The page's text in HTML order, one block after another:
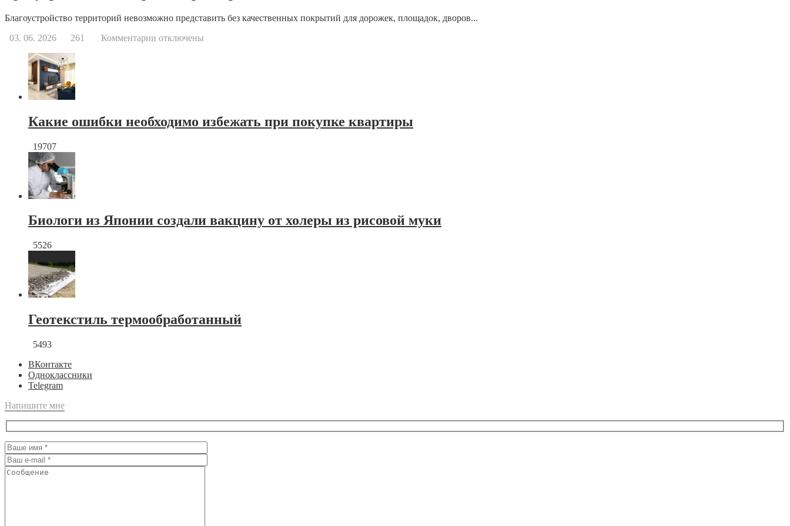
Благоустройство территорий невозможно представить без качественных покрытий для дорожек, площадок, дворов...
03. 06. 2026
261 Комментарии котключены
Какие ошибки необходимо избежать при покупке квартиры
19707
Биологи из Японии создали вакцину от холеры из рисовой муки
5526
Геотекстиль термообработанный
5493
ВКонтакте
Одноклассники
Telegram
Напишите мне